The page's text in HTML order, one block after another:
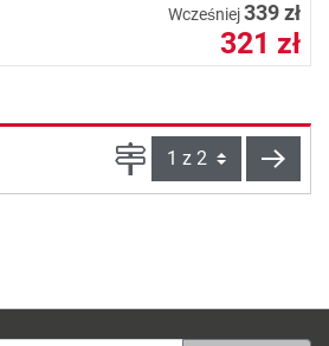
Wcześniej339 zł
321 zł
stronie: Strona Dalej